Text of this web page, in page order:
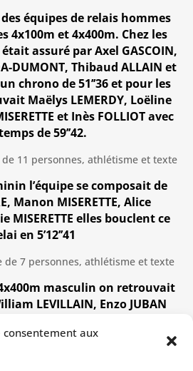
consentement aux
équipes de relais hommes
4x100m et 4x400m. Chez les
assuré par Axel GASCOIN,
DUMONT, Thibaud ALLAIN et
chrono de 51’’36 et pour les
Maëlys LEMERDY, Loëline
et Inès FOLLIOT avec
de 59’’42.
l’équipe se composait de
Manon MISERETTE, Alice
MISERETTE elles bouclent ce
en 5’12’’41
masculin on retrouvait
LEVILLAIN, Enzo JUBAN
8 athlètes ont réalisé